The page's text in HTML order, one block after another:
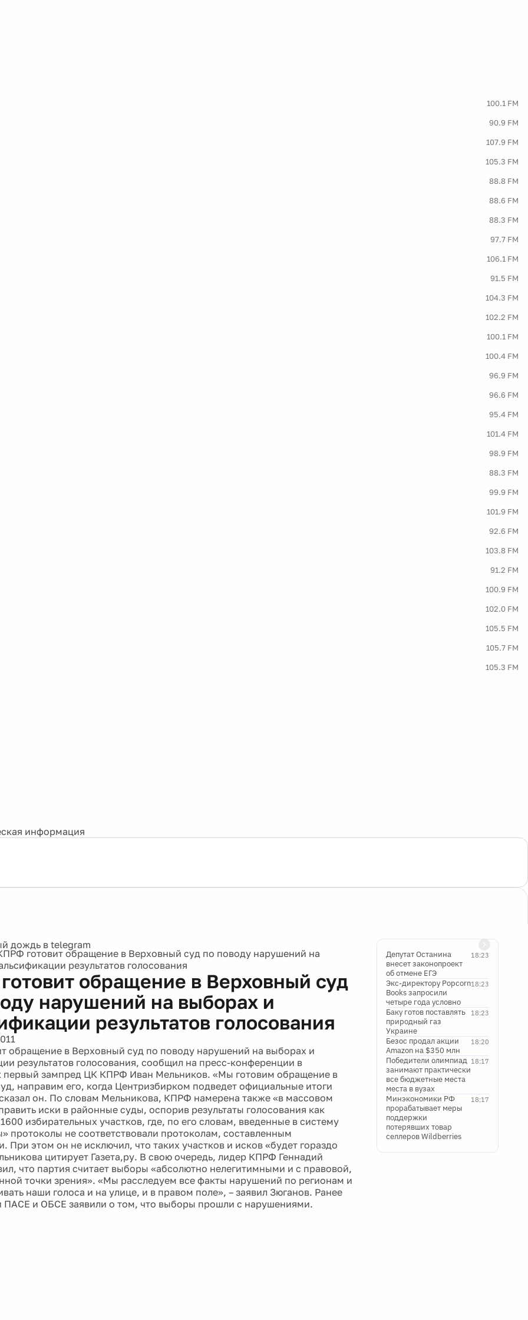
100.1 FM
90.9 FM
107.9 FM
105.3 FM
88.8 FM
88.6 FM
88.3 FM
97.7 FM
106.1 FM
91.5 FM
104.3 FM
102.2 FM
100.1 FM
100.4 FM
96.9 FM
96.6 FM
95.4 FM
101.4 FM
98.9 FM
88.3 FM
99.9 FM
101.9 FM
92.6 FM
103.8 FM
91.2 FM
100.9 FM
102.0 FM
105.5 FM
105.7 FM
105.3 FM
информация
готовит обращение в Верховный суд по поводу нарушений на
результатов голосования
обращение в Верховный суд
нарушений на выборах и
результатов голосования
обращение в Верховный суд по поводу нарушений на выборах и
результатов голосования, сообщил на пресс-конференции в
первый зампред ЦК КПРФ Иван Мельников. «Мы готовим обращение в
направим его, когда Центризбирком подведет официальные итоги
он. По словам Мельникова, КПРФ намерена также «в массовом
иски в районные суды, оспорив результаты голосования как
избирательных участков, где, по его словам, введенные в систему
протоколы не соответствовали протоколам, составленным
При этом он не исключил, что таких участков и исков «будет гораздо
цитирует Газета,ру. В свою очередь, лидер КПРФ Геннадий
что партия считает выборы «абсолютно нелегитимными и с правовой,
точки зрения». «Мы расследуем все факты нарушений по регионам и
наши голоса и на улице, и в правом поле», – заявил Зюганов. Ранее
ПАСЕ и ОБСЕ заявили о том, что выборы прошли с нарушениями.
18:23
Депутат Останина
внесет законопроект
об отмене ЕГЭ
18:23
Экс-директору Popcorn
Books запросили
четыре года условно
18:23
Баку готов поставлять
природный газ
Украине
18:20
Безос продал акции
Amazon на $350 млн
18:17
Победители олимпиад
занимают практически
все бюджетные места
места в вузах
18:17
Минэкономики РФ
прорабатывает меры
поддержки
потерявших товар
селлеров Wildberries